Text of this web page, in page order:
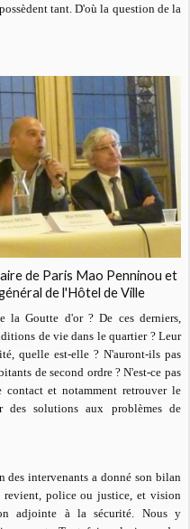
tant. D'où la question de la
de Paris Mao Penninou et
de l'Hôtel de Ville
la Goutte d'or ? De ces derniers,
de vie dans le quartier ? Leur
quelle est-elle ? N'auront-ils pas
de second ordre ? N'est-ce pas
et notamment retrouver le
solutions aux problèmes de
des intervenants a donné son bilan
police ou justice, et vision
adjointe à la sécurité. Nous y